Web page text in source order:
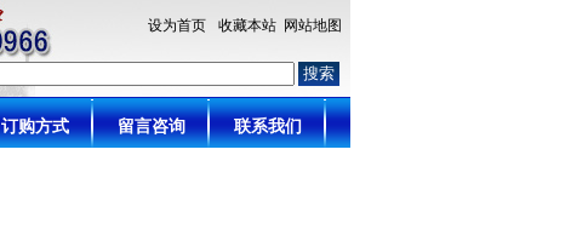
设为首页 收藏本站 网站地图
订购方式 留言咨询 联系我们